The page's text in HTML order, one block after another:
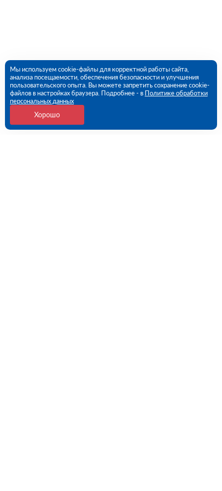
Мы используем cookie-файлы для корректной работы сайта,
анализа посещаемости, обеспечения безопасности и улучшения
пользовательского опыта. Вы можете запретить сохранение cookie-
файлов в настройках браузера. Подробнее - в Политике обработки
персональных данных
Хорошо